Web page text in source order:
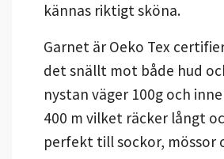
kännas riktigt sköna.
Garnet är Oeko Tex
det snällt mot både hud
nystan väger 100g och
400 m vilket räcker långt
perfekt till sockor, mössor